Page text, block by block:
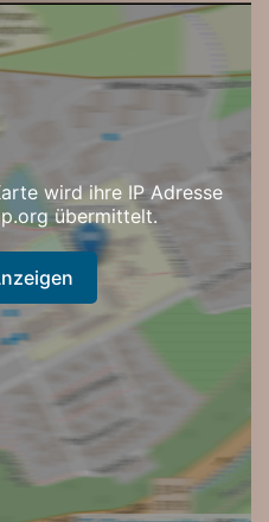
wird ihre IP Adresse
übermittelt.